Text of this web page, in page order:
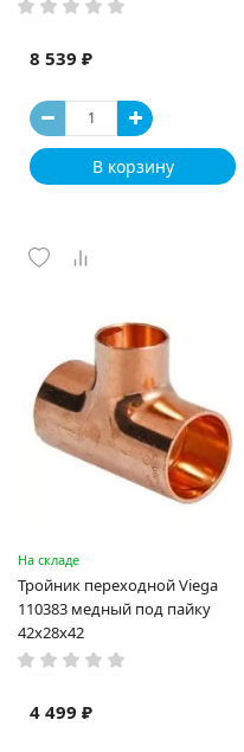
8 539 ₽
В корзину
На складе
Тройник переходной Viega
110383 медный под пайку
42х28х42
4 499 ₽